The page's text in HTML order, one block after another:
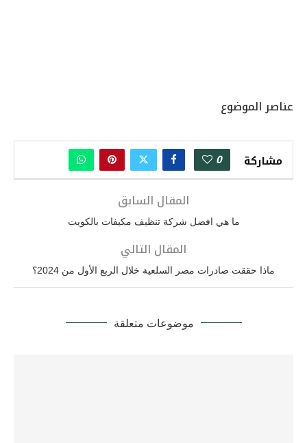
عناصر الموضوع
مشاركة 0
المقال السابق
ما هي افضل شركة تنظيف مكيفات بالكويت
المقال التالي
ماذا حققت صادرات مصر السلعية خلال الربع الأول من 2024؟
موضوعات متعلقة